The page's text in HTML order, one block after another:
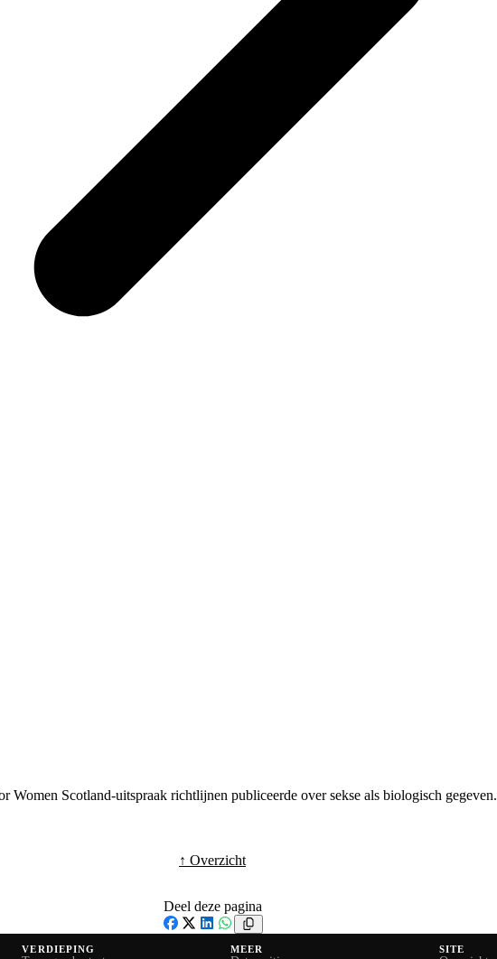
Women Scotland-uitspraak richtlijnen publiceerde over sekse als biologisch gegeven.
↑ Overzicht
Deel deze pagina
Facebook
X LinkedIn
WhatsApp
VERDIEPING MEER SITE